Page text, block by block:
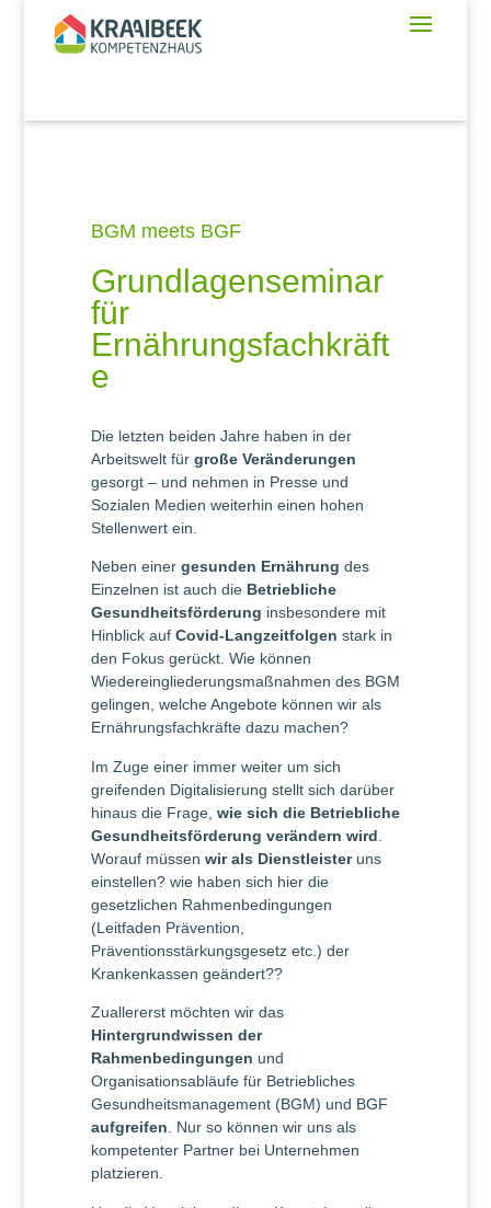
BGM meets BGF
Grundlagenseminar
für
Ernährungsfachkräft
e
Die letzten beiden Jahre haben in der
Arbeitswelt für große Veränderungen
gesorgt – und nehmen in Presse und
Sozialen Medien weiterhin einen hohen
Stellenwert ein.
Neben einer gesunden Ernährung des
Einzelnen ist auch die Betriebliche
Gesundheitsförderung insbesondere mit
Hinblick auf Covid-Langzeitfolgen stark in
den Fokus gerückt. Wie können
Wiedereingliederungsmaßnahmen des BGM
gelingen, welche Angebote können wir als
Ernährungsfachkräfte dazu machen?
Im Zuge einer immer weiter um sich
greifenden Digitalisierung stellt sich darüber
hinaus die Frage, wie sich die Betriebliche
Gesundheitsförderung verändern wird
Worauf müssen wir als Dienstleisteruns
einstellen? wie haben sich hier die
gesetzlichen Rahmenbedingungen
(Leitfaden Prävention,
Präventionsstärkungsgesetz etc.) der
Krankenkassen geändert??
Zuallererst möchten wir das
Hintergrundwissen der
Rahmenbedingungen und
Organisationsabläufe für Betriebliches
Gesundheitsmanagement (BGM) und BGF
aufgreifen . Nur so können wir uns als
kompetenter Partner bei Unternehmen
platzieren.